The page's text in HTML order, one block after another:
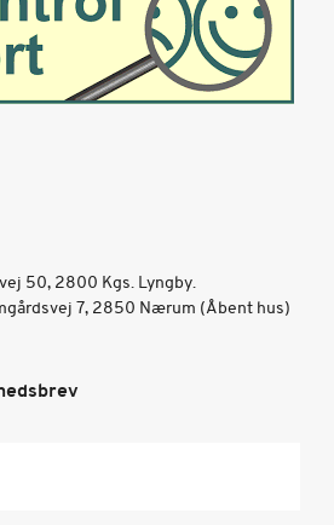
50, 2800 Kgs. Lyngby.
7, 2850 Nærum (Åbent hus)